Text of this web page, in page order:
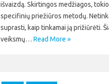
išvaizdą. Skirtingos medžiagos,
specifinių priežiūros metodų.
suprasti, kaip tinkamai ją prižiūrėti.
veiksmų… Read More »